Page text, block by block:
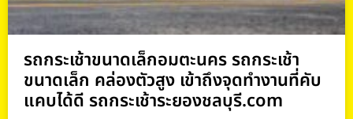
รถกระเช้าขนาดเล็กอมตะนคร รถกระเช้า
ขนาดเล็ก คล่องตัวสูง เข้าถึงจุดทำงานที่คับ
แคบได้ดี รถกระเช้าระยองชลบุรี.com